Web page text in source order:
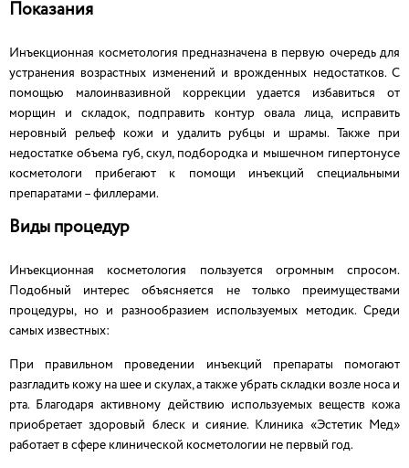
Показания
Инъекционная косметология предназначена в первую очередь для
устранения возрастных изменений и врожденных недостатков. С
помощью малоинвазивной коррекции удается избавиться от
морщин и складок, подправить контур овала лица, исправить
неровный рельеф кожи и удалить рубцы и шрамы. Также при
недостатке объема губ, скул, подбородка и мышечном гипертонусе
косметологи прибегают к помощи инъекций специальными
препаратами – филлерами.
Виды процедур
Инъекционная косметология пользуется огромным спросом.
Подобный интерес объясняется не только преимуществами
процедуры, но и разнообразием используемых методик. Среди
самых известных:
При правильном проведении инъекций препараты помогают
разгладить кожу на шее и скулах, а также убрать складки возле носа и
рта. Благодаря активному действию используемых веществ кожа
приобретает здоровый блеск и сияние. Клиника «Эстетик Мед»
работает в сфере клинической косметологии не первый год.